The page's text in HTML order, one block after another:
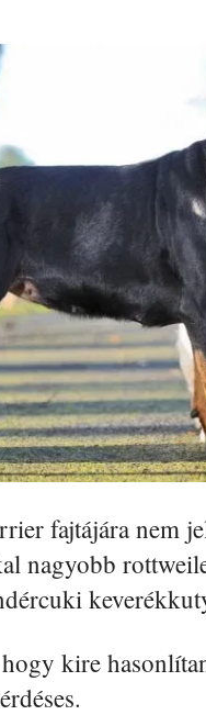
fajtájára nem
nagyobb
kire